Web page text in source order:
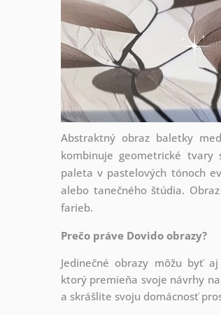
Abstraktný obraz baletky
kombinuje geometrické
paleta v pastelových tónoch
alebo tanečného štúdia.
farieb.
Prečo práve Dovido obrazy?
Jedinečné obrazy môžu byť
ktorý premieňa svoje návrhy
a skrášlite svoju domácnosť